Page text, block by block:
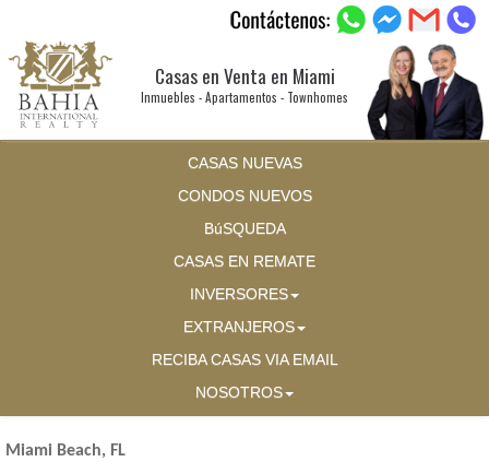
Casas en Venta en Miami
Inmuebles - Apartamentos - Townhomes
CASAS NUEVAS
CONDOS NUEVOS
BúSQUEDA
CASAS EN REMATE
INVERSORES
EXTRANJEROS
RECIBA CASAS VIA EMAIL
NOSOTROS
Miami Beach, FL